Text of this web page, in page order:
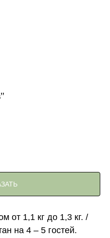
от 1,1 кг до 1,3 кг. /
на 4 – 5 гостей.